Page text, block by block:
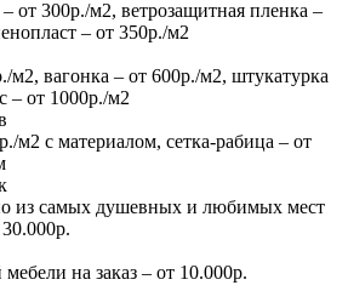
от 300р./м2, ветрозащитная пленка –
– от 350р./м2
м2, вагонка – от 600р./м2, штукатурка
– от 1000р./м2
м2 с материалом, сетка-рабица – от
из самых душевных и любимых мест
на заказ – от 10.000р.